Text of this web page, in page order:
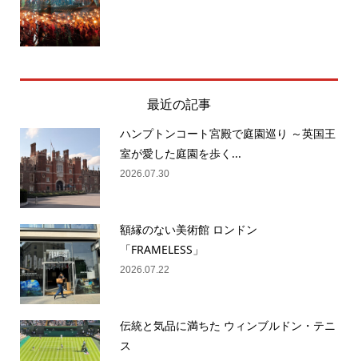
最近の記事
ハンプトンコート宮殿で庭園巡り ～英国王
室が愛した庭園を歩く...
2026.07.30
額縁のない美術館 ロンドン
「FRAMELESS」
2026.07.22
伝統と気品に満ちた ウィンブルドン・テニ
ス